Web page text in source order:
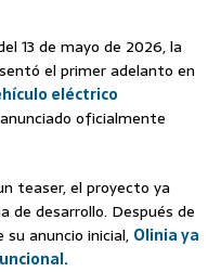
13 de mayo de 2026, la
el primer adelanto en
eléctrico
oficialmente
teaser, el proyecto ya
de desarrollo. Después de
anuncio inicial, Olinia ya